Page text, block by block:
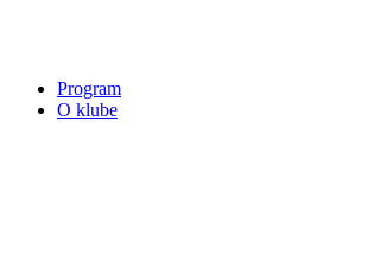
Program
O klube